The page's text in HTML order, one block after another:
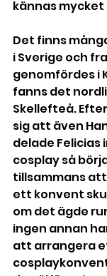
kännas
Det finns
i Sverige och
genomfördes i
fanns det
Skellefteå.
sig att även
delade Felicias
cosplay så
tillsammans
ett konvent
om det ägde
ingen annan
att arrangera